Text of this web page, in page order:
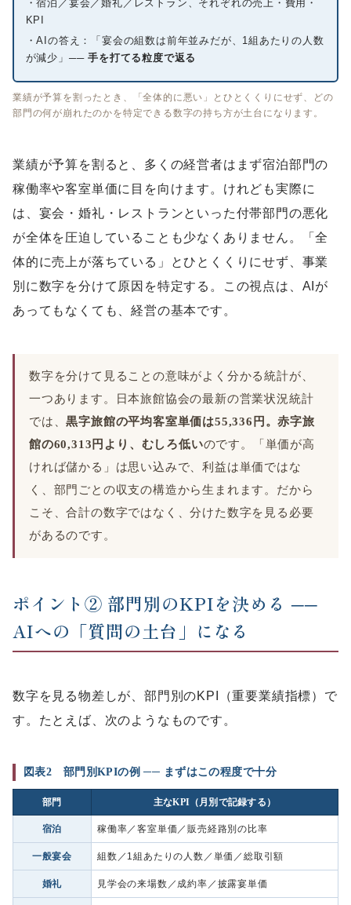
・宿泊／宴会／婚礼／レストラン、それぞれの売上・費用・
KPI
・AIの答え：「宴会の組数は前年並みだが、1組あたりの人数
が減少」 ── 手を打てる粒度で返る
業績が予算を割ったとき、「全体的に悪い」とひとくくりにせず、どの
部門の何が崩れたのかを特定できる数字の持ち方が土台になります。
業績が予算を割ると、多くの経営者はまず宿泊部門の
稼働率や客室単価に目を向けます。けれども実際に
は、宴会・婚礼・レストランといった付帯部門の悪化
が全体を圧迫していることも少なくありません。「全
体的に売上が落ちている」とひとくくりにせず、事業
別に数字を分けて原因を特定する。この視点は、AIが
あってもなくても、経営の基本です。
数字を分けて見ることの意味がよく分かる統計が、
一つあります。日本旅館協会の最新の営業状況統計
では、黒字旅館の平均客室単価は55,336円。赤字旅
館の60,313円より、むしろ低いのです。「単価が高
ければ儲かる」は思い込みで、利益は単価ではな
く、部門ごとの収支の構造から生まれます。だから
こそ、合計の数字ではなく、分けた数字を見る必要
があるのです。
ポイント② 部門別のKPIを決める ──
AIへの「質問の土台」になる
数字を見る物差しが、部門別のKPI（重要業績指標）で
す。たとえば、次のようなものです。
図表2 部門別KPIの例 ── まずはこの程度で十分
部門 主なKPI（月別で記録する）
宿泊 稼働率／客室単価／販売経路別の比率
一般宴会 組数／1組あたりの人数／単価／総取引額
婚礼 見学会の来場数／成約率／披露宴単価